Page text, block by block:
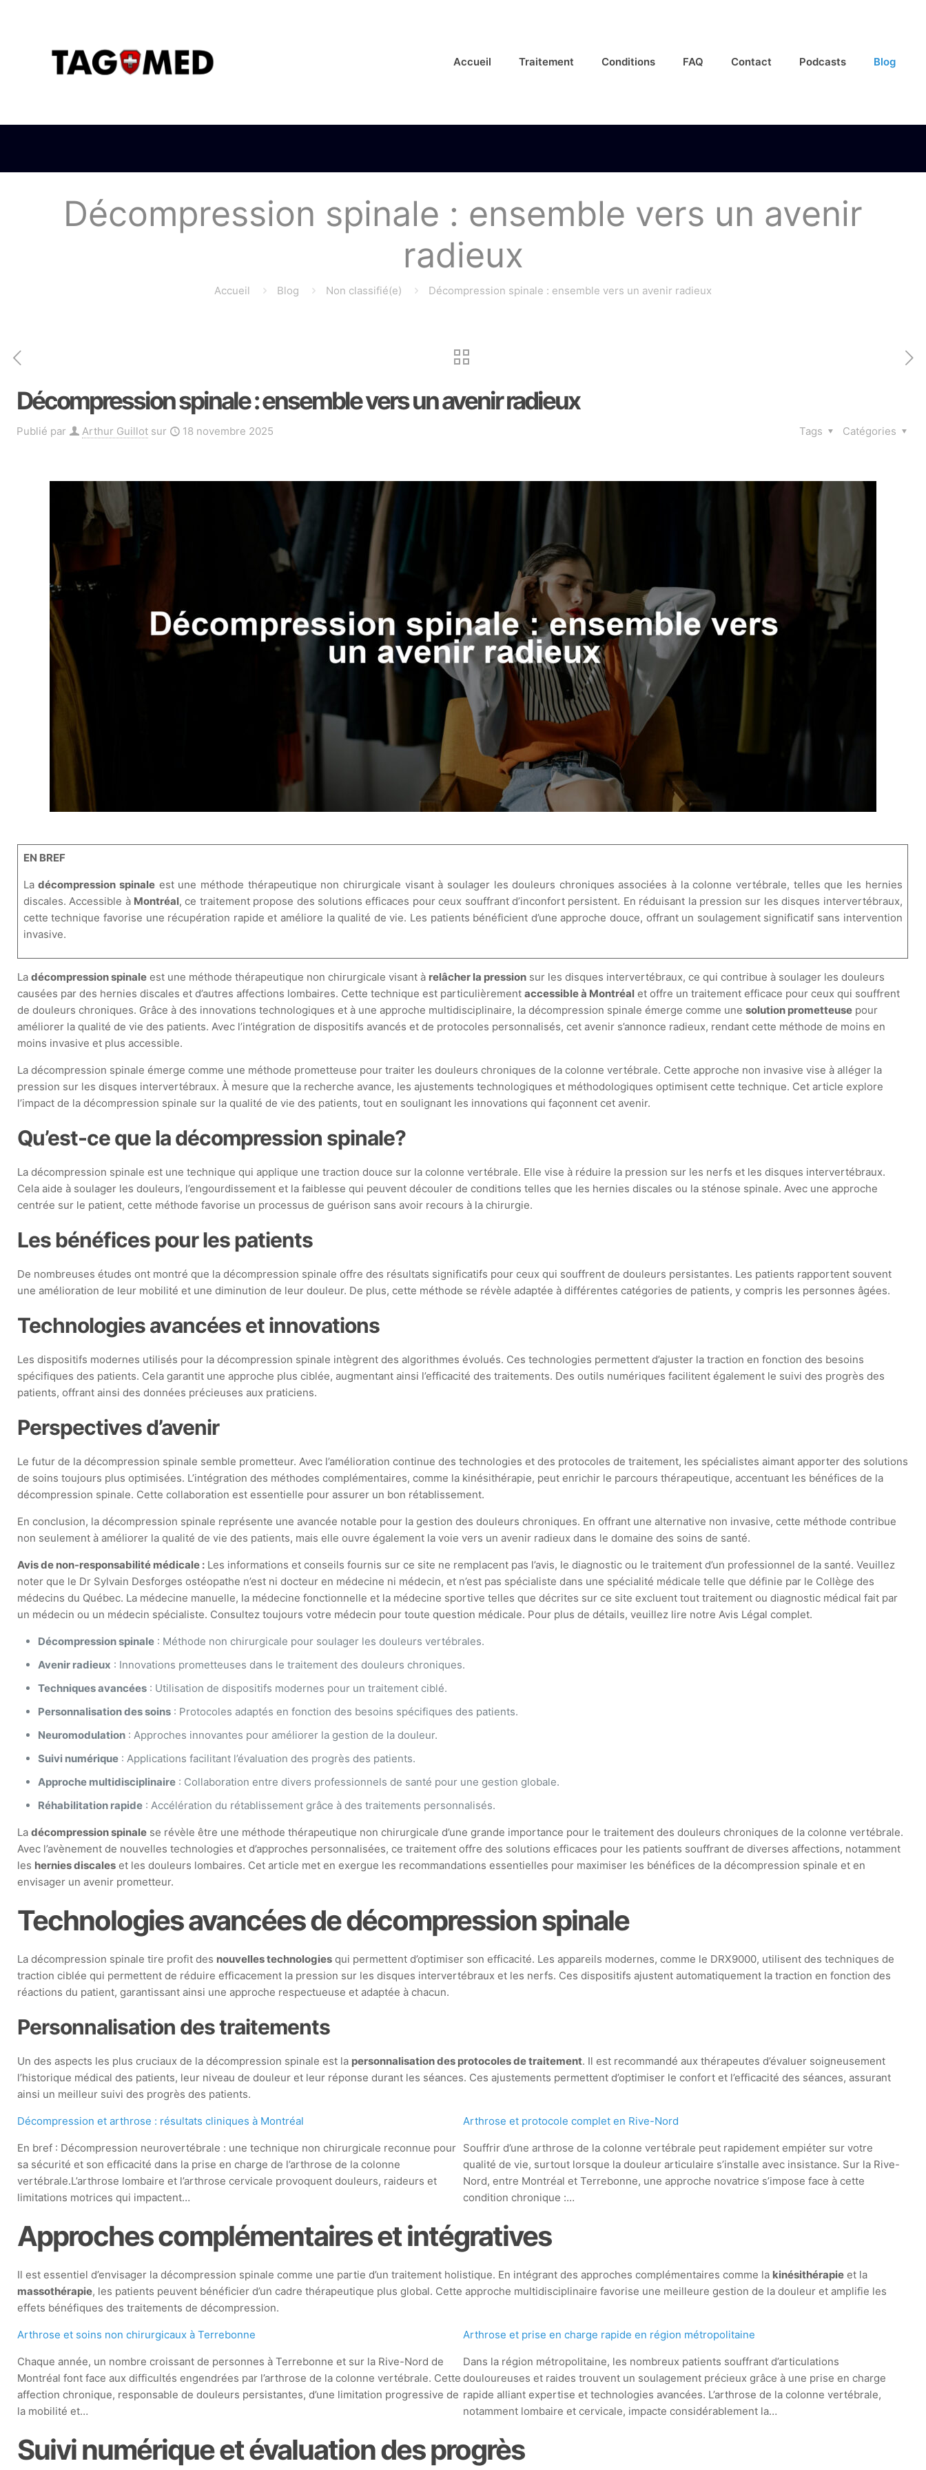
Accueil Traitement Conditions FAQ Contact Podcasts Blog
Décompression spinale : ensemble vers un avenir
radieux
Accueil Blog Non classifié(e) Décompression spinale : ensemble vers un avenir radieux
Décompression spinale : ensemble vers un avenir radieux
Publié par Arthur Guillot sur 18 novembre 2025 Catégories
Tags
EN BREF
Ladécompression spinale est une méthode thérapeutique non chirurgicale visant à soulager les douleurs chroniques associées à la colonne vertébrale, telles que les hernies
discales. Accessible à Montréal, ce traitement propose des solutions efficaces pour ceux souffrant d’inconfort persistent. En réduisant la pression sur les disques intervertébraux,
cette technique favorise une récupération rapide et améliore la qualité de vie. Les patients bénéficient d’une approche douce, offrant un soulagement significatif sans intervention
invasive.
Ladécompression spinale est une méthode thérapeutique non chirurgicale visant à relâcher la pression sur les disques intervertébraux, ce qui contribue à soulager les douleurs
causées par des hernies discales et d’autres affections lombaires. Cette technique est particulièrementaccessible à Montréal et offre un traitement efficace pour ceux qui souffrent
de douleurs chroniques. Grâce à des innovations technologiques et à une approche multidisciplinaire, la décompression spinale émerge comme unesolution prometteuse pour
améliorer la qualité de vie des patients. Avec l’intégration de dispositifs avancés et de protocoles personnalisés, cet avenir s’annonce radieux, rendant cette méthode de moins en
moins invasive et plus accessible.
La décompression spinale émerge comme une méthode prometteuse pour traiter les douleurs chroniques de la colonne vertébrale. Cette approche non invasive vise à alléger la
pression sur les disques intervertébraux. À mesure que la recherche avance, les ajustements technologiques et méthodologiques optimisent cette technique. Cet article explore
l’impact de la décompression spinale sur la qualité de vie des patients, tout en soulignant les innovations qui façonnent cet avenir.
Qu’est-ce que la décompression spinale?
La décompression spinale est une technique qui applique une traction douce sur la colonne vertébrale. Elle vise à réduire la pression sur les nerfs et les disques intervertébraux.
Cela aide à soulager les douleurs, l’engourdissement et la faiblesse qui peuvent découler de conditions telles que les hernies discales ou la sténose spinale. Avec une approche
centrée sur le patient, cette méthode favorise un processus de guérison sans avoir recours à la chirurgie.
Les bénéfices pour les patients
De nombreuses études ont montré que la décompression spinale offre des résultats significatifs pour ceux qui souffrent de douleurs persistantes. Les patients rapportent souvent
une amélioration de leur mobilité et une diminution de leur douleur. De plus, cette méthode se révèle adaptée à différentes catégories de patients, y compris les personnes âgées.
Technologies avancées et innovations
Les dispositifs modernes utilisés pour la décompression spinale intègrent des algorithmes évolués. Ces technologies permettent d’ajuster la traction en fonction des besoins
spécifiques des patients. Cela garantit une approche plus ciblée, augmentant ainsi l’efficacité des traitements. Des outils numériques facilitent également le suivi des progrès des
patients, offrant ainsi des données précieuses aux praticiens.
Perspectives d’avenir
Le futur de la décompression spinale semble prometteur. Avec l’amélioration continue des technologies et des protocoles de traitement, les spécialistes aimant apporter des solutions
de soins toujours plus optimisées. L’intégration des méthodes complémentaires, comme la kinésithérapie, peut enrichir le parcours thérapeutique, accentuant les bénéfices de la
décompression spinale. Cette collaboration est essentielle pour assurer un bon rétablissement.
En conclusion, la décompression spinale représente une avancée notable pour la gestion des douleurs chroniques. En offrant une alternative non invasive, cette méthode contribue
non seulement à améliorer la qualité de vie des patients, mais elle ouvre également la voie vers un avenir radieux dans le domaine des soins de santé.
Avis de non-responsabilité médicale : Les informations et conseils fournis sur ce site ne remplacent pas l’avis, le diagnostic ou le traitement d’un professionnel de la santé. Veuillez
noter que le Dr Sylvain Desforges ostéopathe n’est ni docteur en médecine ni médecin, et n’est pas spécialiste dans une spécialité médicale telle que définie par le Collège des
médecins du Québec. La médecine manuelle, la médecine fonctionnelle et la médecine sportive telles que décrites sur ce site excluent tout traitement ou diagnostic médical fait par
un médecin ou un médecin spécialiste. Consultez toujours votre médecin pour toute question médicale. Pour plus de détails, veuillez lire notre Avis Légal complet.
Décompression spinale : Méthode non chirurgicale pour soulager les douleurs vertébrales.
Avenir radieux : Innovations prometteuses dans le traitement des douleurs chroniques.
Techniques avancées : Utilisation de dispositifs modernes pour un traitement ciblé.
Personnalisation des soins : Protocoles adaptés en fonction des besoins spécifiques des patients.
Neuromodulation : Approches innovantes pour améliorer la gestion de la douleur.
Suivi numérique : Applications facilitant l’évaluation des progrès des patients.
Approche multidisciplinaire : Collaboration entre divers professionnels de santé pour une gestion globale.
Réhabilitation rapide : Accélération du rétablissement grâce à des traitements personnalisés.
Ladécompression spinale se révèle être une méthode thérapeutique non chirurgicale d’une grande importance pour le traitement des douleurs chroniques de la colonne vertébrale.
Avec l’avènement de nouvelles technologies et d’approches personnalisées, ce traitement offre des solutions efficaces pour les patients souffrant de diverses affections, notamment
les hernies discales et les douleurs lombaires. Cet article met en exergue les recommandations essentielles pour maximiser les bénéfices de la décompression spinale et en
envisager un avenir prometteur.
Technologies avancées de décompression spinale
La décompression spinale tire profit des nouvelles technologies qui permettent d’optimiser son efficacité. Les appareils modernes, comme le DRX9000, utilisent des techniques de
traction ciblée qui permettent de réduire efficacement la pression sur les disques intervertébraux et les nerfs. Ces dispositifs ajustent automatiquement la traction en fonction des
réactions du patient, garantissant ainsi une approche respectueuse et adaptée à chacun.
Personnalisation des traitements
Un des aspects les plus cruciaux de la décompression spinale est la personnalisation des protocoles de traitement. Il est recommandé aux thérapeutes d’évaluer soigneusement
l’historique médical des patients, leur niveau de douleur et leur réponse durant les séances. Ces ajustements permettent d’optimiser le confort et l’efficacité des séances, assurant
ainsi un meilleur suivi des progrès des patients.
Décompression et arthrose : résultats cliniques à Montréal
En bref : Décompression neurovertébrale : une technique non chirurgicale reconnue pour
sa sécurité et son efficacité dans la prise en charge de l’arthrose de la colonne
vertébrale.L’arthrose lombaire et l’arthrose cervicale provoquent douleurs, raideurs et
limitations motrices qui impactent…
Arthrose et protocole complet en Rive-Nord
Souffrir d’une arthrose de la colonne vertébrale peut rapidement empiéter sur votre
qualité de vie, surtout lorsque la douleur articulaire s’installe avec insistance. Sur la Rive-
Nord, entre Montréal et Terrebonne, une approche novatrice s’impose face à cette
condition chronique :…
Approches complémentaires et intégratives
Il est essentiel d’envisager la décompression spinale comme une partie d’un traitement holistique. En intégrant des approches complémentaires comme la kinésithérapie et la
massothérapie, les patients peuvent bénéficier d’un cadre thérapeutique plus global. Cette approche multidisciplinaire favorise une meilleure gestion de la douleur et amplifie les
effets bénéfiques des traitements de décompression.
Arthrose et soins non chirurgicaux à Terrebonne
Chaque année, un nombre croissant de personnes à Terrebonne et sur la Rive-Nord de
Montréal font face aux difficultés engendrées par l’arthrose de la colonne vertébrale. Cette
affection chronique, responsable de douleurs persistantes, d’une limitation progressive de
la mobilité et…
Arthrose et prise en charge rapide en région métropolitaine
Dans la région métropolitaine, les nombreux patients souffrant d’articulations
douloureuses et raides trouvent un soulagement précieux grâce à une prise en charge
rapide alliant expertise et technologies avancées. L’arthrose de la colonne vertébrale,
notamment lombaire et cervicale, impacte considérablement la…
Suivi numérique et évaluation des progrès